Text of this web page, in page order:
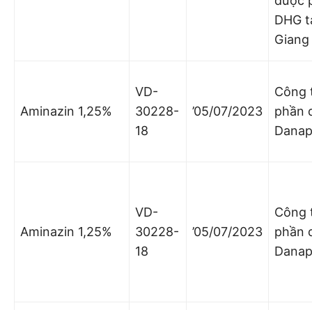
DHG
Giang
Aminazin 1,25%
VD-
30228-
18
’05/07/2023
Công
phần
Aminazin 1,25%
VD-
30228-
18
’05/07/2023
Công
phần